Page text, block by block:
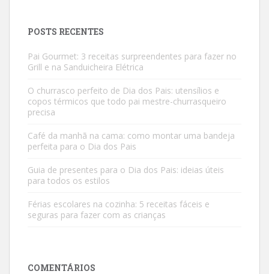
POSTS RECENTES
Pai Gourmet: 3 receitas surpreendentes para fazer no
Grill e na Sanduicheira Elétrica
O churrasco perfeito de Dia dos Pais: utensílios e
copos térmicos que todo pai mestre-churrasqueiro
precisa
Café da manhã na cama: como montar uma bandeja
perfeita para o Dia dos Pais
Guia de presentes para o Dia dos Pais: ideias úteis
para todos os estilos
Férias escolares na cozinha: 5 receitas fáceis e
seguras para fazer com as crianças
COMENTÁRIOS